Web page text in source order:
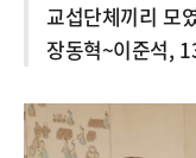
교섭단체끼리 모
장동혁~이준석,